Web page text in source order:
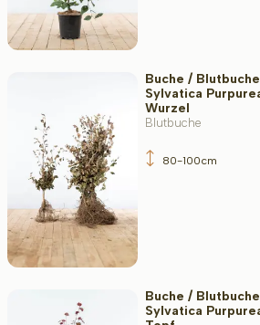
Buche /
Sylvatica
Wurzel
Blutbuche
80-100cm
Buche /
Sylvatica